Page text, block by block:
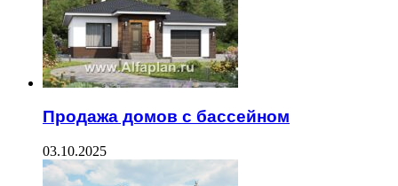
Продажа домов с бассейном
03.10.2025